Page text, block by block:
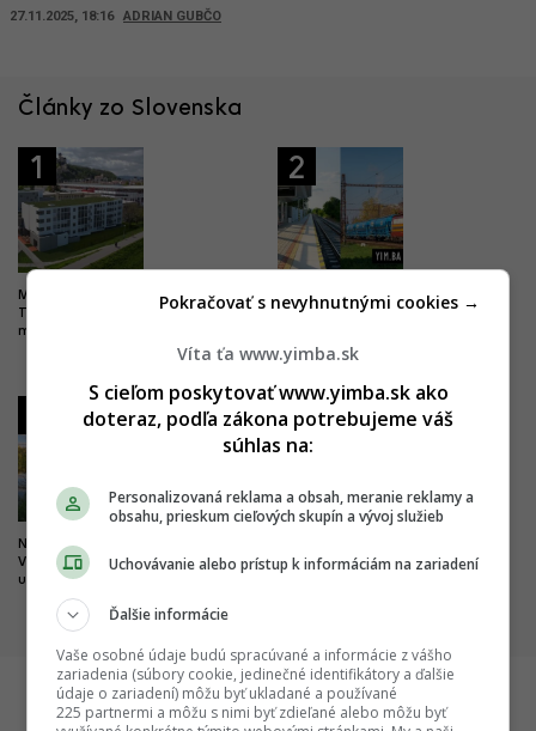
27.11.2025, 18:16 ADRIAN GUBČO
Články zo Slovenska
1
Milióny do vyššieho vzdelania.
Trenčín chce byť univerzitným
mestom, buduje nový kampus
2
Drastické zlepšenie pre
železničnú dopravu. Trať z
modernizovať, zvýši sa jej
kapacita
Nová pýcha mesta kultúry.
Výnimočný park čoskoro doplní
unikátny most
4
nemocníc. Výstavba veľkých
Víta ťa www.yimba.sk
S cieľom poskytovať www.yimba.sk ako
doteraz, podľa zákona potrebujeme váš
súhlas na:
Personalizovaná reklama a obsah, meranie reklamy a
obsahu, prieskum cieľových skupín a vývoj služieb
Uchovávanie alebo prístup k informáciám na zariadení
Ďalšie informácie
Vaše osobné údaje budú spracúvané a informácie z vášho
zariadenia (súbory cookie, jedinečné identifikátory a ďalšie
údaje o zariadení) môžu byť ukladané a používané
225 partnermi a môžu s nimi byť zdieľané alebo môžu byť
Pokračovať s nevyhnutnými cookies →